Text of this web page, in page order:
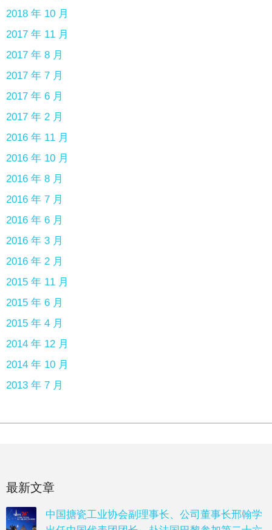
2018 年 10 月
2017 年 11 月
2017 年 8 月
2017 年 7 月
2017 年 6 月
2017 年 2 月
2016 年 11 月
2016 年 10 月
2016 年 8 月
2016 年 7 月
2016 年 6 月
2016 年 3 月
2016 年 2 月
2015 年 11 月
2015 年 6 月
2015 年 4 月
2014 年 12 月
2014 年 10 月
2013 年 7 月
最新文章
中国搪瓷工业协会副理事长、公司董事长邢翰学